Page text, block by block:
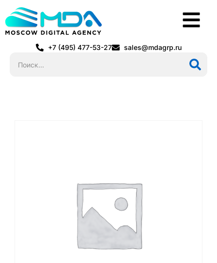
+7 (495) 477-53-27 sales@mdagrp.ru